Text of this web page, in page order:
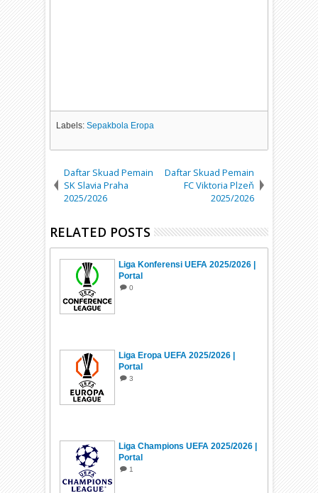
Labels:Sepakbola Eropa
Daftar Skuad Pemain
SK Slavia Praha
2025/2026
Daftar Skuad Pemain
FC Viktoria Plzeň
2025/2026
RELATED POSTS
Liga Konferensi UEFA 2025/2026 |
Portal
0
Liga Eropa UEFA 2025/2026 |
Portal
3
Liga Champions UEFA 2025/2026 |
Portal
1